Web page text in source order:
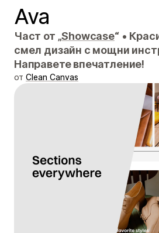
Ava
Част от „Showcase“ •
смел дизайн с мощни
Направете впечатление!
от Clean Canvas